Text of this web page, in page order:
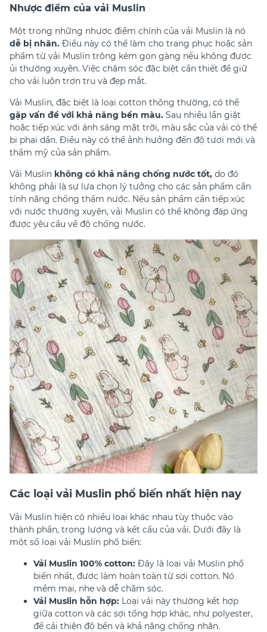
Nhược điểm của vải Muslin
Một trong những nhược điểm chính của vải Muslin là nó
dễ bị nhăn. Điều này có thể làm cho trang phục hoặc sản
phẩm từ vải Muslin trông kém gọn gàng nếu không được
ủi thường xuyên. Việc chăm sóc đặc biệt cần thiết để giữ
cho vải luôn trơn tru và đẹp mắt.
Vải Muslin, đặc biệt là loại cotton thông thường, có thể
gặp vấn đề với khả năng bền màu. Sau nhiều lần giặt
hoặc tiếp xúc với ánh sáng mặt trời, màu sắc của vải có thể
bị phai dần. Điều này có thể ảnh hưởng đến độ tươi mới và
thẩm mỹ của sản phẩm.
Vải Muslin không có khả năng chống nước tốt, do đó
không phải là sự lựa chọn lý tưởng cho các sản phẩm cần
tính năng chống thấm nước. Nếu sản phẩm cần tiếp xúc
với nước thường xuyên, vải Muslin có thể không đáp ứng
được yêu cầu về độ chống nước.
Các loại vải Muslin phổ biến nhất hiện nay
Vải Muslin hiện có nhiều loại khác nhau tùy thuộc vào
thành phần, trọng lượng và kết cấu của vải. Dưới đây là
một số loại vải Muslin phổ biến:
Vải Muslin 100% cotton: Đây là loại vải Muslin phổ
biến nhất, được làm hoàn toàn từ sợi cotton. Nó
mềm mại, nhẹ và dễ chăm sóc.
Vải Muslin hỗn hợp: Loại vải này thường kết hợp
giữa cotton và các sợi tổng hợp khác, như polyester,
để cải thiện độ bền và khả năng chống nhăn.